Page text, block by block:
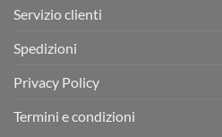
Servizio clienti
Spedizioni
Privacy Policy
Termini e condizioni